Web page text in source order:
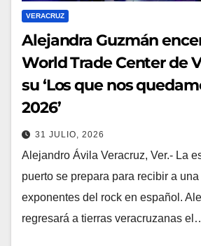
VERACRUZ
Alejandra Guzmán
World Trade Center de
su ‘Los que nos
2026’
31 JULIO, 2026
Alejandro Ávila Veracruz, Ver.- La
puerto se prepara para recibir a
exponentes del rock en español.
regresará a tierras veracruzanas